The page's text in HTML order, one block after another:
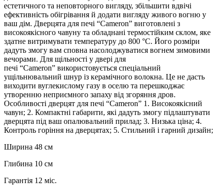
естетичного та неповторного вигляду, збільшити вдвічі
ефективність обігрівання й додати вигляду живого вогню у
ваш дім. Дверцята для печі “Cameron” виготовлені з
високоякісного чавуну та обладнані термостійким склом, яке
здатне витримувати температуру до 800 °C. Його розміри
дадуть змогу вам сповна насолоджуватися вогнем зимовими
вечорами. Для щільності у двері для
печі “Cameron” використовується спеціальний
ущільнювальний шнур із керамічного волокна. Це не дасть
виходити вуглекислому газу в оселю та перешкоджає
утворенню неприємного запаху від згоряння дров.
Особливості дверцят для печі “Cameron” 1. Високоякісний
чавун; 2. Компактні габарити, які дадуть змогу підлаштувати
дверцята під ваш опалювальний прилад; 3. Низька ціна; 4.
Контроль горіння на дверцятах; 5. Стильний і гарний дизайн;
Ширина 48 см
Глибина 10 см
Гарантія 12 міс.